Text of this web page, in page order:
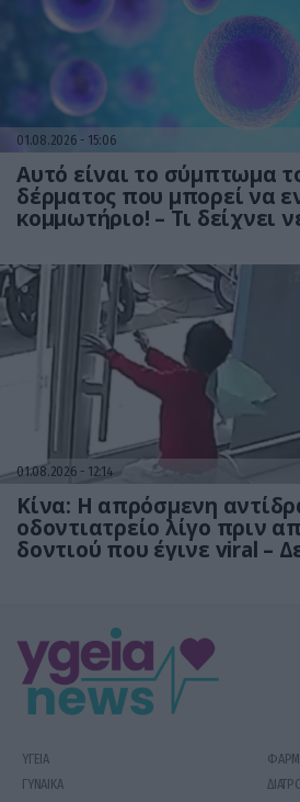
01.08.2026 15:06
Αυτό είναι το σύμπτωμα
δέρματος που μπορεί να
κομμωτήριο! – Τι δείχνει
01.08.2026 12:14
Κίνα: Η απρόσμενη
οδοντιατρείο λίγο πριν
δοντιού που έγινε viral –
ΥΓΕΙΑ
ΓΥΝΑΙΚΑ